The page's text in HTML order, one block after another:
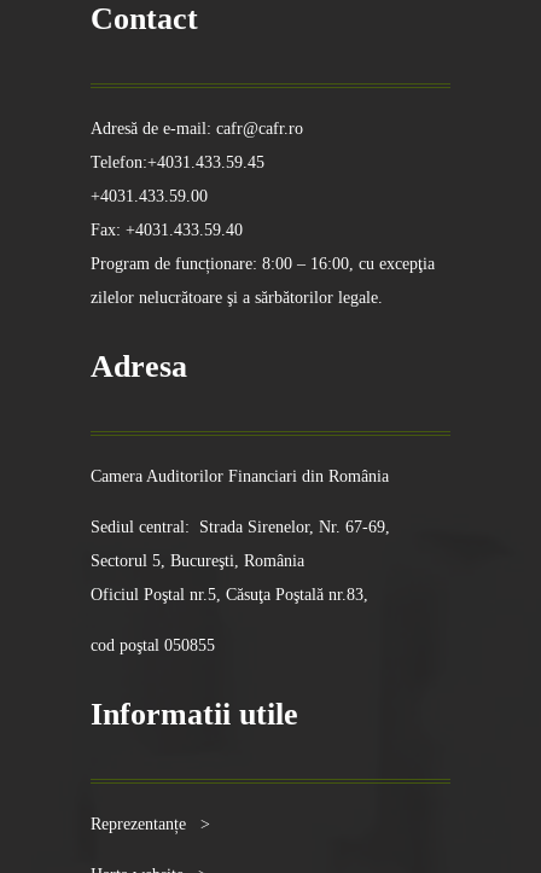
Contact
Adresă de e-mail: cafr@cafr.ro
Telefon:+4031.433.59.45
+4031.433.59.00
Fax: +4031.433.59.40
Program de funcționare: 8:00 – 16:00, cu excepţia
zilelor nelucrătoare şi a sărbătorilor legale.
Adresa
Camera Auditorilor Financiari din România
Sediul central: Strada Sirenelor, Nr. 67-69,
Sectorul 5, Bucureşti, România
Oficiul Poştal nr.5, Căsuţa Poştală nr.83,
cod poştal 050855
Informatii utile
Reprezentanțe >